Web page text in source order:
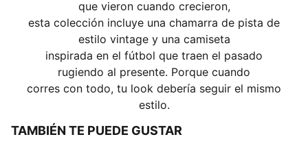
que vieron cuando crecieron,
esta colección incluye una chamarra de pista de
estilo vintage y una camiseta
inspirada en el fútbol que traen el pasado
rugiendo al presente. Porque cuando
corres con todo, tu look debería seguir el mismo
estilo.
TAMBIÉN TE PUEDE GUSTAR